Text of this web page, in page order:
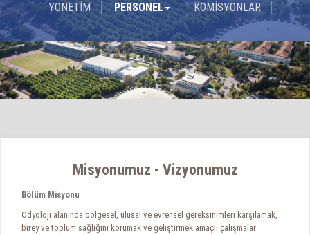
YÖNETİM
PERSONEL KOMİSYONLAR
Misyonumuz - Vizyonumuz
Bölüm Misyonu
Odyoloji alanında bölgesel, ulusal ve evrensel gereksinimleri karşılamak,
birey ve toplum sağlığını korumak ve geliştirmek amaçlı çalışmalar